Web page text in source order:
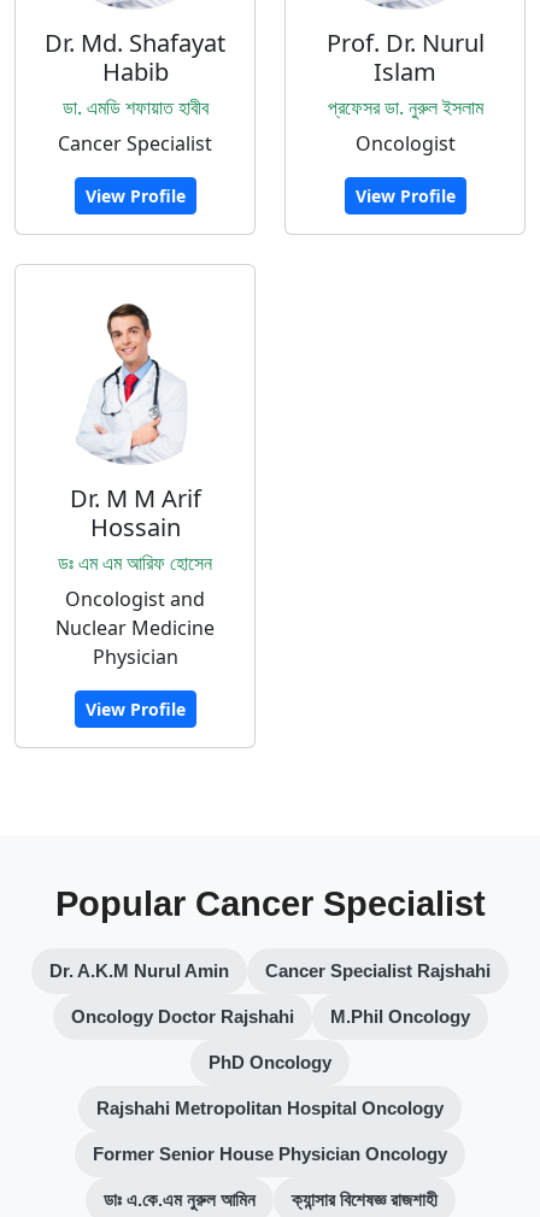
Dr. Md. Shafayat
Habib
ডা. এমডি শফায়াত হাবীব
Cancer Specialist
View Profile
Prof. Dr. Nurul
Islam
প্রফেসর ডা. নুরুল ইসলাম
Oncologist
View Profile
Dr. M M Arif
Hossain
ডঃ এম এম আরিফ হোসেন
Oncologist and
Nuclear Medicine
Physician
View Profile
Popular Cancer Specialist
Dr. A.K.M Nurul Amin Cancer Specialist Rajshahi
Oncology Doctor Rajshahi M.Phil Oncology
PhD Oncology
Rajshahi Metropolitan Hospital Oncology
Former Senior House Physician Oncology
ডাঃ এ.কে.এম নুরুল আমিন ক্যান্সার বিশেষজ্ঞ রাজশাহী